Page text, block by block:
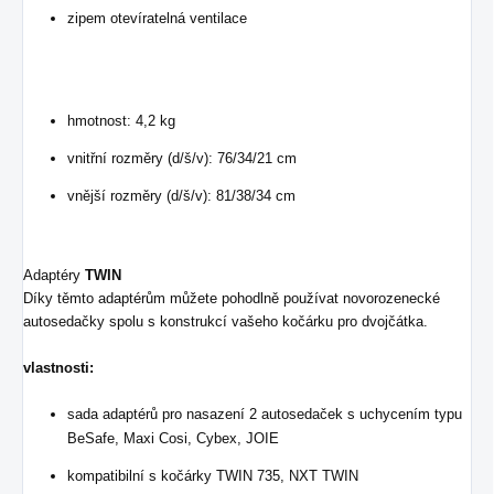
zipem otevíratelná ventilace
hmotnost: 4,2 kg
vnitřní rozměry (d/š/v): 76/34/21 cm
vnější rozměry (d/š/v): 81/38/34 cm
Adaptéry TWIN
Díky těmto adaptérům můžete pohodlně používat novorozenecké
autosedačky spolu s konstrukcí vašeho kočárku pro dvojčátka.
vlastnosti:
sada adaptérů pro nasazení 2 autosedaček s uchycením typu
BeSafe, Maxi Cosi, Cybex, JOIE
kompatibilní s kočárky TWIN 735, NXT TWIN